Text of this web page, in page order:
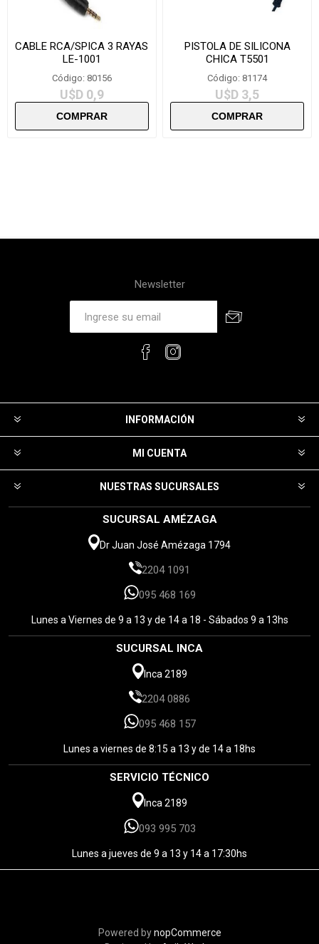
CABLE RCA/SPICA 3 RAYAS
LE-1001
Código: 80156
U$D 0,9
PISTOLA DE SILICONA
CHICA T5501
Código: 81174
U$D 3,5
Newsletter
INFORMACIÓN
MI CUENTA
NUESTRAS SUCURSALES
SUCURSAL AMÉZAGA
Dr Juan José Amézaga 1794
2204 1091
095 468 169
Lunes a Viernes de 9 a 13 y de 14 a 18 - Sábados 9 a 13hs
SUCURSAL INCA
Inca 2189
2204 0886
095 468 157
Lunes a viernes de 8:15 a 13 y de 14 a 18hs
SERVICIO TÉCNICO
Inca 2189
093 995 703
Lunes a jueves de 9 a 13 y 14 a 17:30hs
Powered bynopCommerce